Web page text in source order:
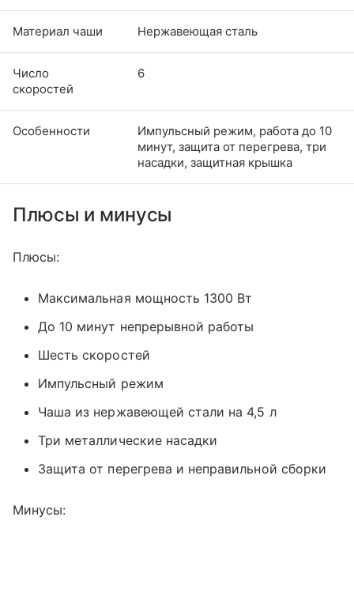
Материал чаши Нержавеющая сталь
Число
скоростей
6
Особенности
Импульсный режим, работа до 10
минут, защита от перегрева, три
насадки, защитная крышка
Плюсы и минусы
Плюсы:
Максимальная мощность 1300 Вт
До 10 минут непрерывной работы
Шесть скоростей
Импульсный режим
Чаша из нержавеющей стали на 4,5 л
Три металлические насадки
Защита от перегрева и неправильной сборки
Минусы: